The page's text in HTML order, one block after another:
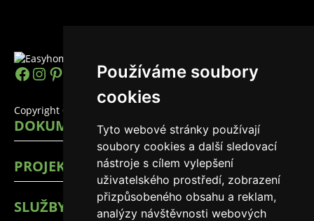
Používáme soubory
cookies
Tyto webové stránky používají
soubory cookies a další sledovací
nástroje s cílem vylepšení
uživatelského prostředí, zobrazení
přizpůsobeného obsahu a reklam,
analýzy návštěvnosti webových
h
t
t
p
s
:
I
n
s
t
a
g
P
i
n
t
e
r
T
i
k
T
o
k
Copyright © 2026 EasyHomes
DOKUMENTY
PROJEKTY
SLUŽBY